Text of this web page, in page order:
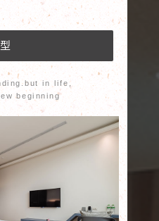
in life,
beginning